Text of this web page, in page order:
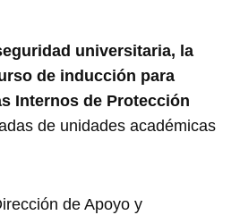
universitaria, la
de inducción para
Internos de Protección
de unidades académicas
de Apoyo y